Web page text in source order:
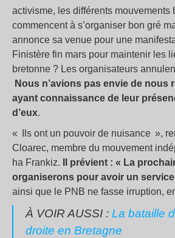
activisme, les différents mouvements
commencent à s’organiser bon gré
annonce sa venue pour une
Finistère fin mars pour maintenir les
bretonne ? Les organisateurs
Nous n’avions pas envie de nous
ayant connaissance de leur
d’eux.
« Ils ont un pouvoir de nuisance »,
Cloarec, membre du mouvement
ha Frankiz.
Il prévient : « La
organiserons pour avoir un service
ainsi que le PNB ne fasse irruption,
À VOIR AUSSI : La bataille
droite en Bretagne